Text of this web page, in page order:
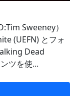
Sweeney）
(UEFN) とフォ
Dead
ツを使...